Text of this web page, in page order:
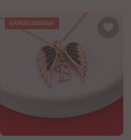
KARGO BEDAVA